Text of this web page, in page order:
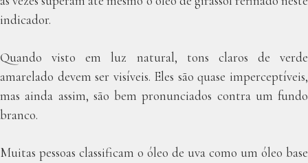
indicador.
Quando visto em luz natural, tons claros de verde
amarelado devem ser visíveis. Eles são quase imperceptíveis,
mas ainda assim, são bem pronunciados contra um fundo
branco.
Muitas pessoas classificam o óleo de uva como um óleo base